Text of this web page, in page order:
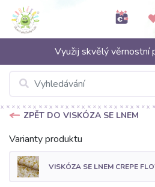
Využij skvělý věrnostní
ZPĚT DO VISKÓZA SE LNEM
Varianty produktu
VISKÓZA SE LNEM CREPE